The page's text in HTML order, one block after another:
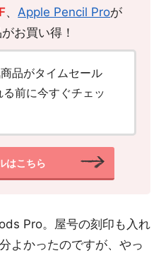
、Apple Pencil Proが
お買い得！
品がタイムセール
前に今すぐチェッ
はこちら
Pro。屋号の刻印も入れ
よかったのですが、やっ